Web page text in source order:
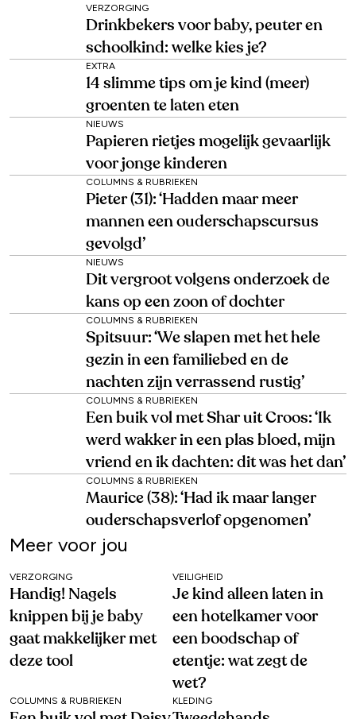
VERZORGING
Drinkbekers voor baby, peuter en
schoolkind: welke kies je?
EXTRA
14 slimme tips om je kind (meer)
groenten te laten eten
NIEUWS
Papieren rietjes mogelijk gevaarlijk
voor jonge kinderen
COLUMNS & RUBRIEKEN
Pieter (31): ‘Hadden maar meer
mannen een ouderschapscursus
gevolgd’
NIEUWS
Dit vergroot volgens onderzoek de
kans op een zoon of dochter
COLUMNS & RUBRIEKEN
Spitsuur: ‘We slapen met het hele
gezin in een familiebed en de
nachten zijn verrassend rustig’
COLUMNS & RUBRIEKEN
Een buik vol met Shar uit Croos: ‘Ik
werd wakker in een plas bloed, mijn
vriend en ik dachten: dit was het dan’
COLUMNS & RUBRIEKEN
Maurice (38): ‘Had ik maar langer
ouderschapsverlof opgenomen’
Meer voor jou
VERZORGING
Handig! Nagels
knippen bij je baby
gaat makkelijker met
deze tool
VEILIGHEID
Je kind alleen laten in
een hotelkamer voor
een boodschap of
etentje: wat zegt de
wet?
COLUMNS & RUBRIEKEN KLEDING